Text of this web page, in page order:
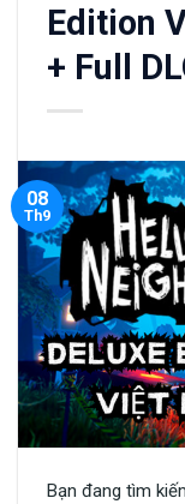
Edition
+ Full
08
Th9
Bạn đang tìm